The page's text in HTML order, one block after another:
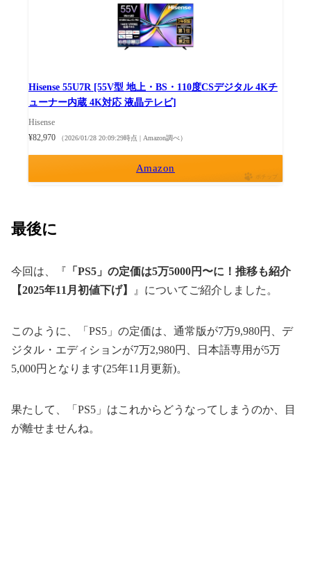
Hisense 55U7R [55V型 地上・BS・110度CSデジタル 4Kチ
ューナー内蔵 4K対応 液晶テレビ]
Hisense
¥82,970
（2026/01/28 20:09:29時点 | Amazon調べ）
Amazon
ポチップ
最後に
今回は、『 「PS5」の定価は5万5000円〜に！推移も紹介
【2025年11月初値下げ】
』についてご紹介しました。
このように、「PS5」の定価は、通常版が7万9,980円、デ
ジタル・エディションが7万2,980円、日本語専用が5万
5,000円となります(25年11月更新)。
果たして、「PS5」はこれからどうなってしまうのか、目
が離せませんね。